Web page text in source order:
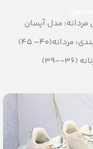
مردانه: مدل آیسان
مردانه(40– 45)
(36--39)
مشکی
در کارتن: 12 جفت
پی یو زیره تزریقی